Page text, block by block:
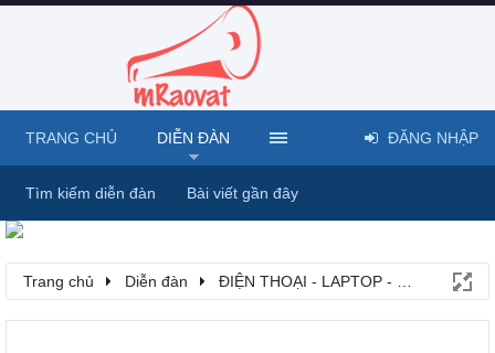
Trang chủ Diễn đàn ĐIỆN THOẠI - LAPTOP - MÁY TÍNH
TRANG CHỦ DIỄN ĐÀN
Tìm kiếm diễn đàn Bài viết gần đây
ĐĂNG NHẬP